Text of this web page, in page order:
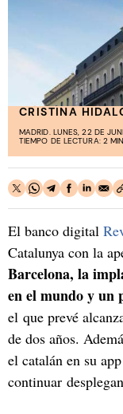
CRISTINA
MADRID. LUNES, 22 DE
TIEMPO DE LECTURA: 2
El banco digital
Catalunya con la
Barcelona, la
en el mundo y un
el que prevé
de dos años.
el catalán en su
continuar